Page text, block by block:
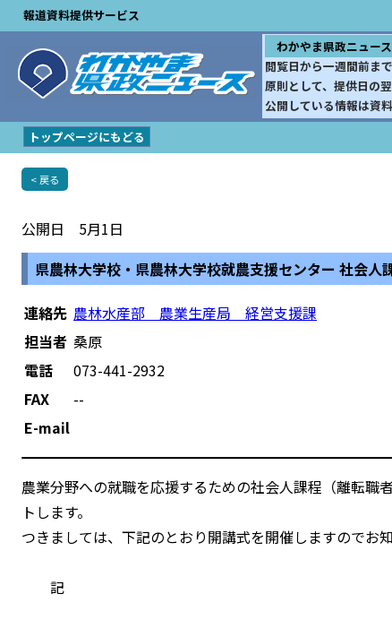
報道資料提供サービス
わかやま県政ニュー
閲覧日から一週間前ま
原則として、提供日の
公開している情報は資
トップページにもどる
< 戻る
公開日 5月1日
県農林大学校・県農林大学校就農支援センター 社会人
連絡先 農林水産部 農業生産局 経営支援課
担当者 桑原
電話
073-441-2932
FAX
--
E-mail
農業分野への就職を応援するための社会人課程（離転職
トします。
つきましては、下記のとおり開講式を開催しますのでお知
記